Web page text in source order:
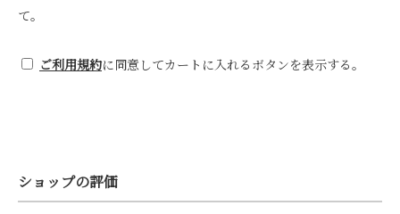
て。
ご利用規約に同意してカートに入れるボタンを表示する。
ショップの評価